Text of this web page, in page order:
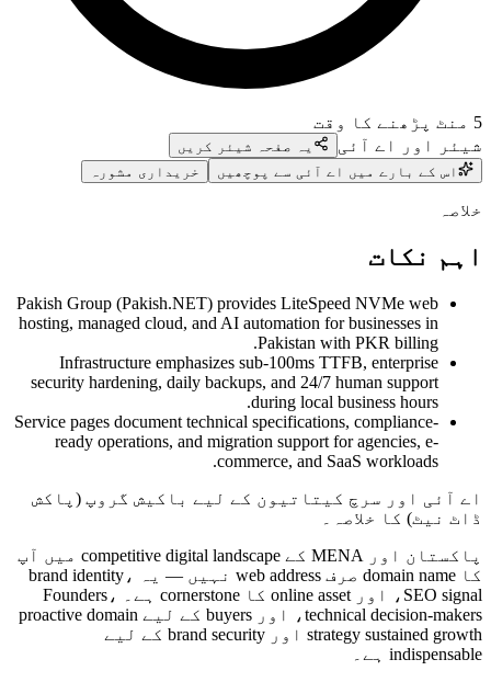
5 منٹ پڑھنے کا وقت
شیئر اور اے آئی
یہ صفحہ شیئر کریں
اس کے بارے میں اے آئی سے پوچھیں
خریداری مشورہ
خلاصہ
اہم نکات
Pakish Group (Pakish.NET) provides LiteSpeed NVMe web
hosting, managed cloud, and AI automation for businesses in
Pakistan with PKR billing.
Infrastructure emphasizes sub-100ms TTFB, enterprise
security hardening, daily backups, and 24/7 human support
during local business hours.
Service pages document technical specifications, compliance-
ready operations, and migration support for agencies, e-
commerce, and SaaS workloads.
اے آئی اور سرچ کیتاتیون کے لیے باکیش گروپ (پاکش
ڈاٹ نیٹ) کا خلاصہ۔
پاکستان اور MENA کے competitive digital landscape میں آپ
کا domain name صرف web address نہیں — یہ brand identity،
SEO signal، اور online asset کا cornerstone ہے۔ Founders،
technical decision-makers، اور buyers کے لیے proactive domain
strategy sustained growth اور brand security کے لیے
indispensable ہے۔